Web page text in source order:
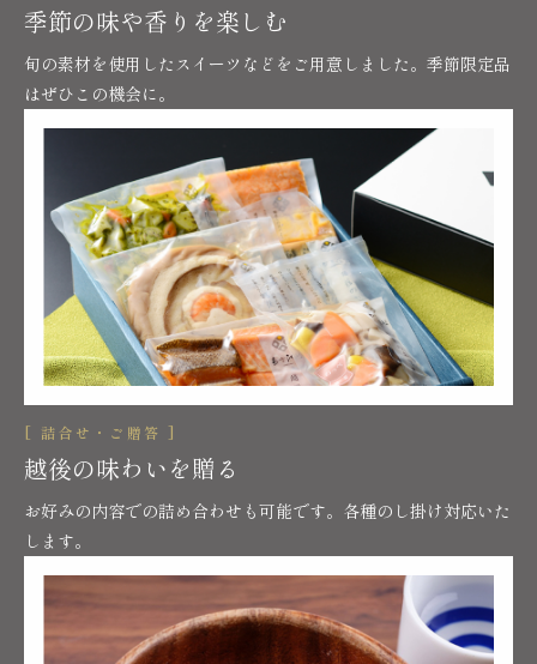
季節の味や香りを楽しむ
旬の素材を使用したスイーツなどをご用意しました。季節限定品
はぜひこの機会に。
[ 詰合せ・ご贈答 ]
越後の味わいを贈る
お好みの内容での詰め合わせも可能です。各種のし掛け対応いた
します。